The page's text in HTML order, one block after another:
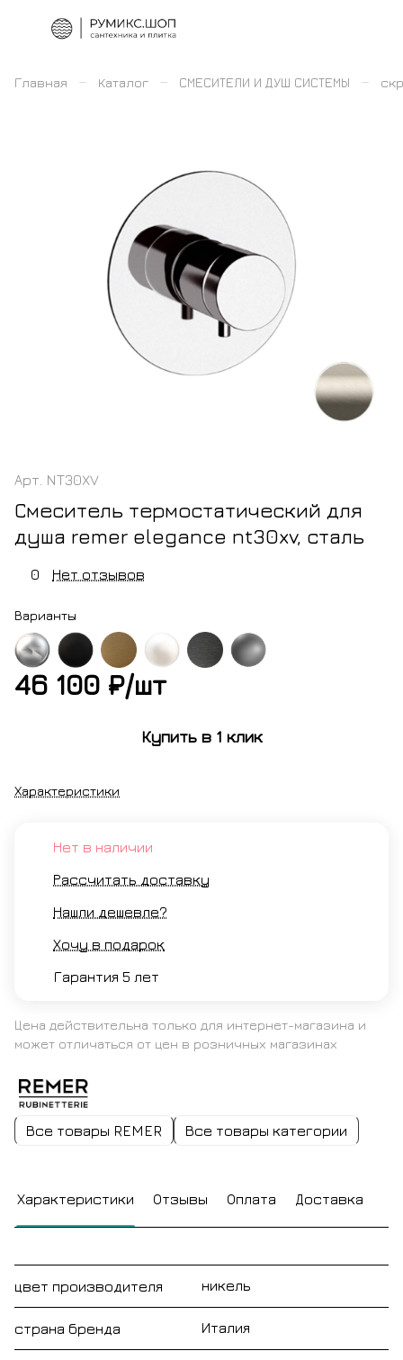
Главная – Каталог – СМЕСИТЕЛИ И ДУШ СИСТЕМЫ –
Арт. NT30XV
Смеситель термостатический для
душа remer elegance nt30xv, сталь
0 Нет отзывов
Варианты
черныйлатуньбелыйчерный
брашированный
46 100 ₽/шт
Купить в 1 клик
Характеристики
Нет в наличии
Рассчитать доставку
Нашли дешевле?
Хочу в подарок
Гарантия 5 лет
Цена действительна только для интернет-магазина и
может отличаться от цен в розничных магазинах
Все товары REMER Все товары категории
Характеристики Отзывы Оплата Доставка
цвет производителя никель
страна бренда Италия